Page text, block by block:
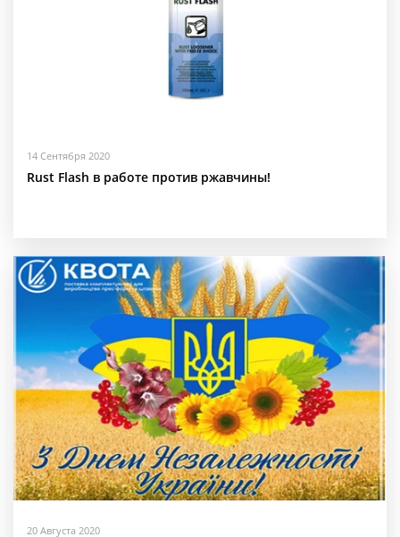
14 Сентября 2020
Rust Flash в работе против ржавчины!
20 Августа 2020